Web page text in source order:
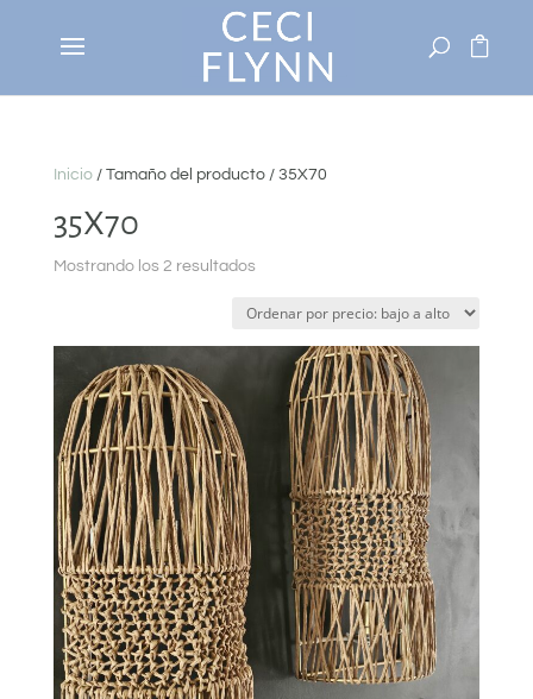
Inicio/ Tamaño del producto / 35X70
35X70
Mostrando los 2 resultadosOrdenado
precio:
bajo